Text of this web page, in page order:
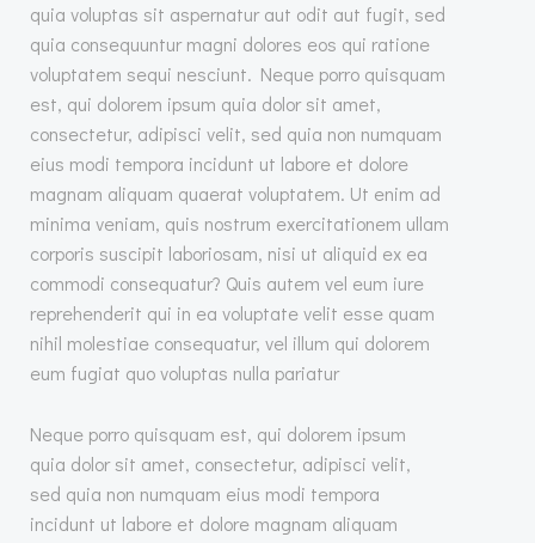
quia voluptas sit aspernatur aut odit aut fugit, sed
quia consequuntur magni dolores eos qui ratione
voluptatem sequi nesciunt. Neque porro quisquam
est, qui dolorem ipsum quia dolor sit amet,
consectetur, adipisci velit, sed quia non numquam
eius modi tempora incidunt ut labore et dolore
magnam aliquam quaerat voluptatem. Ut enim ad
minima veniam, quis nostrum exercitationem ullam
corporis suscipit laboriosam, nisi ut aliquid ex ea
commodi consequatur? Quis autem vel eum iure
reprehenderit qui in ea voluptate velit esse quam
nihil molestiae consequatur, vel illum qui dolorem
eum fugiat quo voluptas nulla pariatur
Neque porro quisquam est, qui dolorem ipsum
quia dolor sit amet, consectetur, adipisci velit,
sed quia non numquam eius modi tempora
incidunt ut labore et dolore magnam aliquam